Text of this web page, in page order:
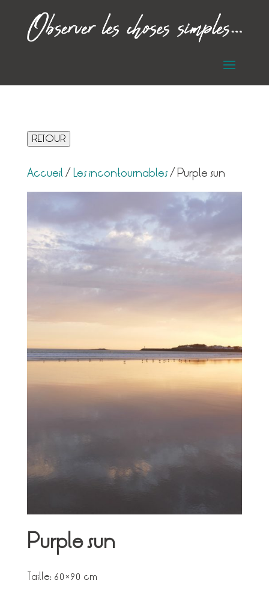
RETOUR
Accueil/Les incontournables/ Purple sun
Purple sun
Taille: 60×90 cm